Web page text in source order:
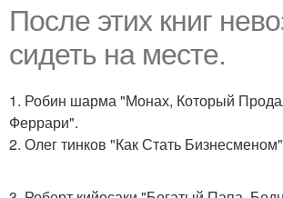
После этих книг
сидеть на месте.
1. Робин шарма "Монах, Который
Феррари".
2. Олег тинков "Как Стать